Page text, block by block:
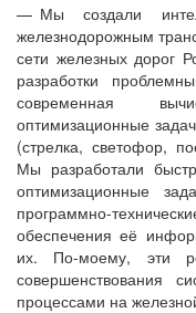
— Мы создали
железнодорожным
сети железных дорог
разработки
современная
оптимизационные
(стрелка, светофор,
Мы разработали
оптимизационные
программно-
обеспечения её
их. По-моему, эти
совершенствования
процессами на